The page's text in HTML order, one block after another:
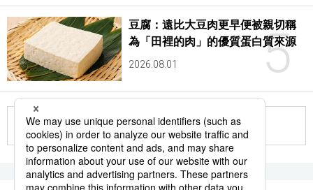
5
豆腐：遠比大豆肉更早便被親切稱
為「田裡的肉」的優質蛋白質來源
2026.08.01
更多